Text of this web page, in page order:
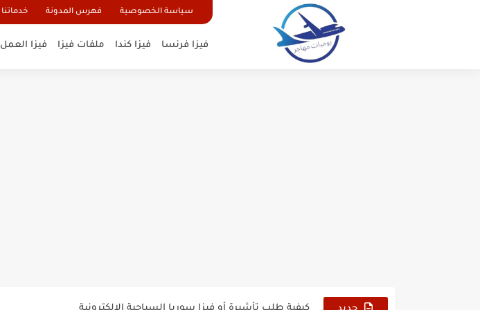
سياسة الخصوصية فهرس المدونة خدماتنا
فيزا فرنسا فيزا كندا ملفات فيزا فيزا العمل